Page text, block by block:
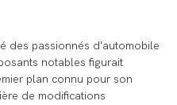
des passionnés d'automobile
notables figurait
plan connu pour son
de modifications